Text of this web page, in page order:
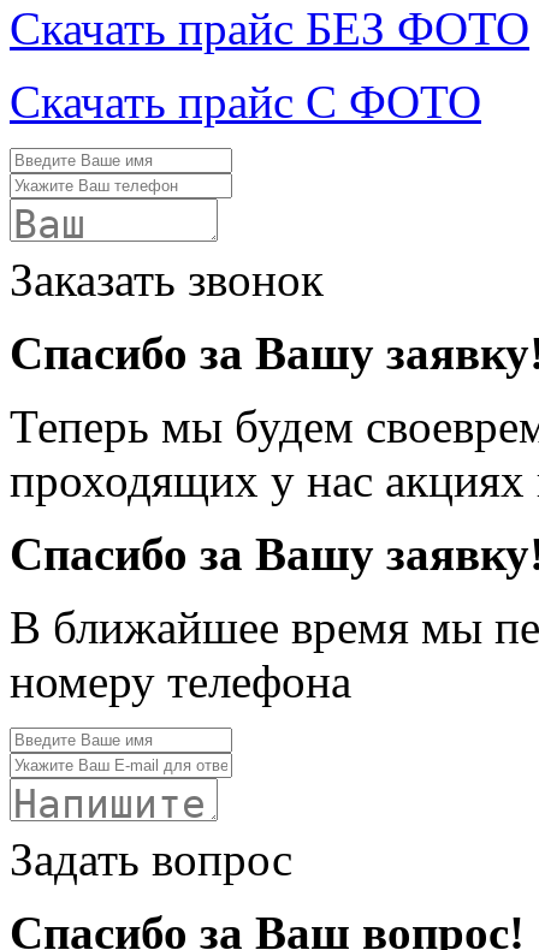
Скачать прайс БЕЗ ФОТО
Скачать прайс С ФОТО
Заказать звонок
Спасибо за Вашу
Теперь мы будем
проходящих у нас
Спасибо за Вашу
В ближайшее время мы
номеру телефона
Задать вопрос
Спасибо за Ваш вопрос!